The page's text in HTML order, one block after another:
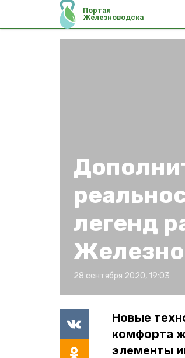
Портал
Железноводска
легенд
28 сентября 2020, 19:03
Новые
комфорта
элементы